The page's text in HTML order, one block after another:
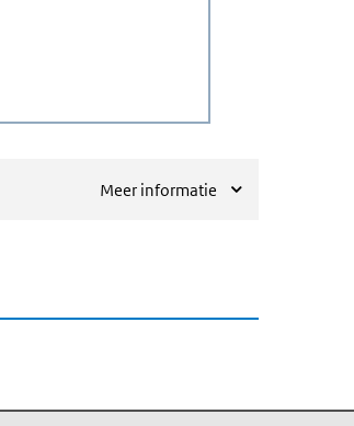
Meer informatie